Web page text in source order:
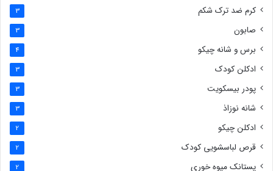
کرم ضد ترک شکم 3
صابون 3
برس و شانه چیکو 4
ادکلن کودک 3
پودر بیسکویت 3
شانه نوزاذ 3
ادکلن چیکو 2
قرص لباسشویی کودک 2
پستانک میوه خوری 2